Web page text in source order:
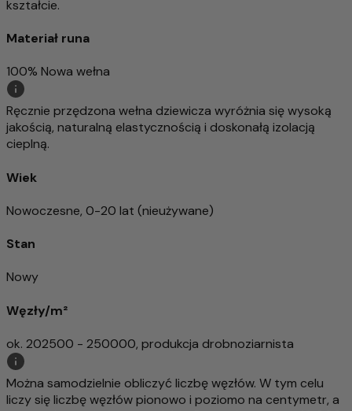
kształcie.
Materiał runa
100% Nowa wełna
Ręcznie przędzona wełna dziewicza wyróżnia się wysoką
jakością, naturalną elastycznością i doskonałą izolacją
cieplną.
Wiek
Nowoczesne, 0-20 lat (nieużywane)
Stan
Nowy
Węzły/m²
ok. 202500 - 250000, produkcja drobnoziarnista
Można samodzielnie obliczyć liczbę węzłów. W tym celu
liczy się liczbę węzłów pionowo i poziomo na centymetr, a